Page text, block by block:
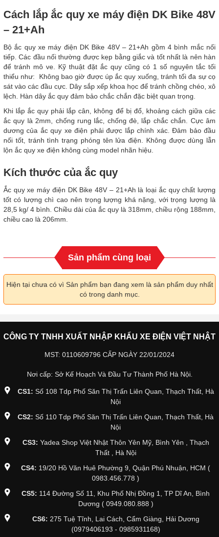
Cách lắp ắc quy xe máy điện DK Bike 48V
– 21+Ah
Bộ ắc quy xe máy điện DK Bike 48V – 21+Ah gồm 4 bình mắc nối
tiếp. Các đầu nối thường được kẹp bằng giắc và tốt nhất là nên hàn
để tránh mô ve. Kỹ thuật đặt ắc quy cũng có 1 số nguyên tắc tối
thiểu như: Không bao giờ được úp ắc quy xuống, tránh tối đa sự cọ
sát vào các đầu cực. Dây sắp xếp khoa học để tránh chồng chéo, xô
lệch. Hàn dây ắc quy đảm bảo chắc chắn đặc biệt quan trọng.
Khi lắp ắc quy phải lắp cân, không để bị đổ, khoảng cách giữa các
ắc quy là 2mm, chống rung lắc, chống đè, lắp chắc chắn. Cực âm
dương của ắc quy xe điện phải được lắp chính xác. Đảm bảo đầu
nối tốt, tránh tình trạng phóng tên lửa điện. Không được dùng lẫn
lộn ắc quy xe điện không cùng model nhãn hiệu.
Kích thước của ắc quy
Ắc quy xe máy điện DK Bike 48V – 21+Ah là loại ắc quy chất lượng
tốt có lượng chì cao nên trọng lượng khá nặng, với trọng lượng là
28,5 kg/ 4 bình. Chiều dài của ắc quy là 318mm, chiều rộng 188mm,
chiều cao là 206mm.
Sản phẩm cùng loại
Hiện tại chưa có vì Sản phẩm bạn đang xem là sản phẩm duy nhất
có trong danh mục.
CÔNG TY TNHH XUẤT NHẬP KHẨU XE ĐIỆN VIỆT NHẬT
MST: 0110609796 CẤP NGÀY 22/01/2024
Nơi cấp: Sở Kế Hoạch Và Đầu Tư Thành Phố Hà Nội.
CS1: Số 108 Tdp Phố Săn Thị Trấn Liên Quan, Thạch Thất, Hà
Nội
CS2: Số 110 Tdp Phố Săn Thị Trấn Liên Quan, Thạch Thất, Hà
Nội
CS3: Yadea Shop Việt Nhật Thôn Yên Mỹ, Bình Yên , Thạch
Thất , Hà Nội
CS4: 19/20 Hồ Văn Huê Phường 9, Quận Phú Nhuận, HCM (
0983.456.778 )
CS5: 114 Đường Số 11, Khu Phố Nhị Đồng 1, TP Dĩ An, Bình
Dương ( 0949.080.888 )
CS6: 275 Tuệ Tĩnh, Lai Cách, Cẩm Giàng, Hải Dương
(0979406193 - 0985931168)